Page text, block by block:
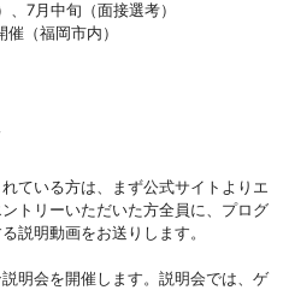
、7月中旬（面接選考）
（福岡市内）
ている方は、まず公式サイトよりエ
トリーいただいた方全員に、プログ
説明動画をお送りします。
明会を開催します。説明会では、ゲ